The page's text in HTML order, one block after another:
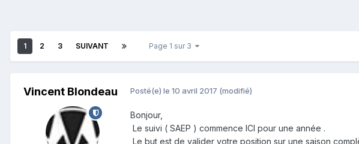
1 2 3 SUIVANT Page 1 sur 3
Vincent Blondeau Posté(e) le 10 avril 2017 (modifié)
Bonjour,
Le suivi ( SAEP ) commence ICI pour une année .
Le but est de valider votre position sur une saison